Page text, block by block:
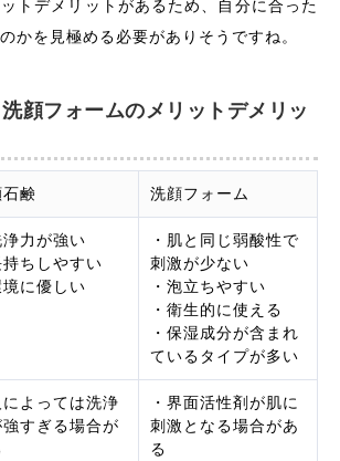
トデメリットがあるため、自分に合った
かを見極める必要がありそうですね。
顔フォームのメリットデメリッ
鹸 洗顔フォーム
浄力が強い
持ちしやすい
境に優しい
・肌と同じ弱酸性で
刺激が少ない
・泡立ちやすい
・衛生的に使える
・保湿成分が含まれ
ているタイプが多い
によっては洗浄
強すぎる場合が
・界面活性剤が肌に
刺激となる場合があ
る